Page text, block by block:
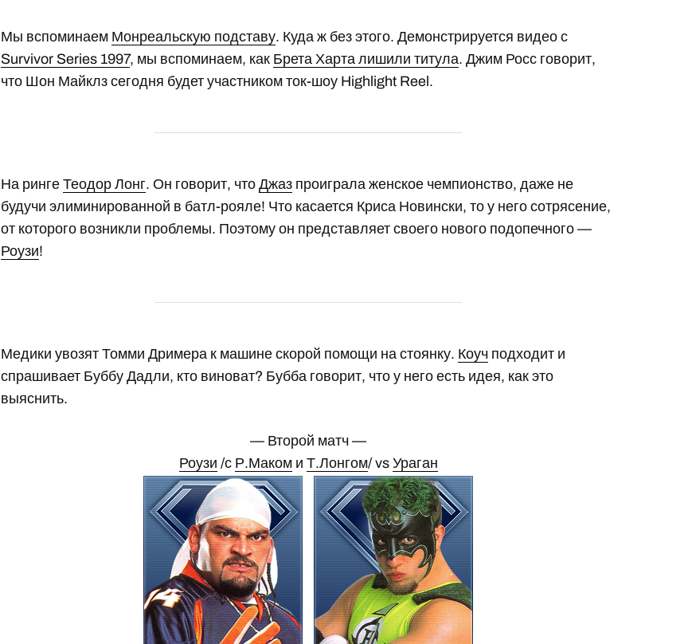
Мы вспоминаем Монреальскую подставу. Куда ж без этого. Демонстрируется видео с
Survivor Series 1997, мы вспоминаем, как Брета Харта лишили титула. Джим Росс говорит,
что Шон Майклз сегодня будет участником ток-шоу Highlight Reel.
На рингеТеодор Лонг. Он говорит, чтоДжаз проиграла женское чемпионство, даже не
будучи элиминированной в батл-рояле! Что касается Криса Новински, то у него сотрясение,
от которого возникли проблемы. Поэтому он представляет своего нового подопечного —
Роузи!
Медики увозят Томми Дримера к машине скорой помощи на стоянку. Коуч подходит и
спрашивает Буббу Дадли, кто виноват? Бубба говорит, что у него есть идея, как это
выяснить.
— Второй матч —
Роузи /с Р.Макоми Т.Лонгом/ vs Ураган